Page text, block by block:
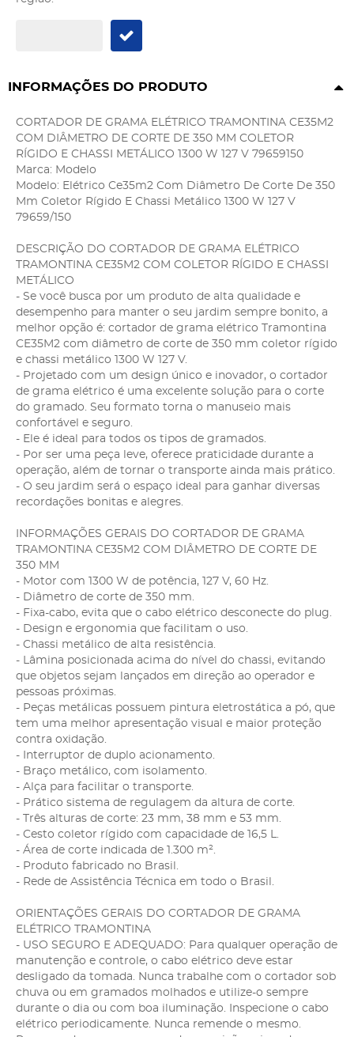
INFORMAÇÕES DO PRODUTO
CORTADOR DE GRAMA ELÉTRICO TRAMONTINA CE35M2
COM DIÂMETRO DE CORTE DE 350 MM COLETOR
RÍGIDO E CHASSI METÁLICO 1300 W 127 V 79659150
Marca: Modelo
Modelo: Elétrico Ce35m2 Com Diâmetro De Corte De 350
Mm Coletor Rígido E Chassi Metálico 1300 W 127 V
79659/150
DESCRIÇÃO DO CORTADOR DE GRAMA ELÉTRICO
TRAMONTINA CE35M2 COM COLETOR RÍGIDO E CHASSI
METÁLICO
- Se você busca por um produto de alta qualidade e
desempenho para manter o seu jardim sempre bonito, a
melhor opção é: cortador de grama elétrico Tramontina
CE35M2 com diâmetro de corte de 350 mm coletor rígido
e chassi metálico 1300 W 127 V.
- Projetado com um design único e inovador, o cortador
de grama elétrico é uma excelente solução para o corte
do gramado. Seu formato torna o manuseio mais
confortável e seguro.
- Ele é ideal para todos os tipos de gramados.
- Por ser uma peça leve, oferece praticidade durante a
operação, além de tornar o transporte ainda mais prático.
- O seu jardim será o espaço ideal para ganhar diversas
recordações bonitas e alegres.
INFORMAÇÕES GERAIS DO CORTADOR DE GRAMA
TRAMONTINA CE35M2 COM DIÂMETRO DE CORTE DE
350 MM
- Motor com 1300 W de potência, 127 V, 60 Hz.
- Diâmetro de corte de 350 mm.
- Fixa-cabo, evita que o cabo elétrico desconecte do plug.
- Design e ergonomia que facilitam o uso.
- Chassi metálico de alta resistência.
- Lâmina posicionada acima do nível do chassi, evitando
que objetos sejam lançados em direção ao operador e
pessoas próximas.
- Peças metálicas possuem pintura eletrostática a pó, que
tem uma melhor apresentação visual e maior proteção
contra oxidação.
- Interruptor de duplo acionamento.
- Braço metálico, com isolamento.
- Alça para facilitar o transporte.
- Prático sistema de regulagem da altura de corte.
- Três alturas de corte: 23 mm, 38 mm e 53 mm.
- Cesto coletor rígido com capacidade de 16,5 L.
- Área de corte indicada de 1.300 m².
- Produto fabricado no Brasil.
- Rede de Assistência Técnica em todo o Brasil.
ORIENTAÇÕES GERAIS DO CORTADOR DE GRAMA
ELÉTRICO TRAMONTINA
- USO SEGURO E ADEQUADO: Para qualquer operação de
manutenção e controle, o cabo elétrico deve estar
desligado da tomada. Nunca trabalhe com o cortador sob
chuva ou em gramados molhados e utilize-o sempre
durante o dia ou com boa iluminação. Inspecione o cabo
elétrico periodicamente. Nunca remende o mesmo.